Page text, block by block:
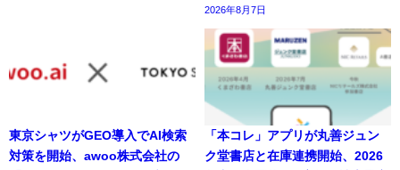
2026年8月7日
東京シャツがGEO導入でAI検索
対策を開始、awoo株式会社の
「本コレ」アプリが丸善ジュン
ク堂書店と在庫連携開始、2026